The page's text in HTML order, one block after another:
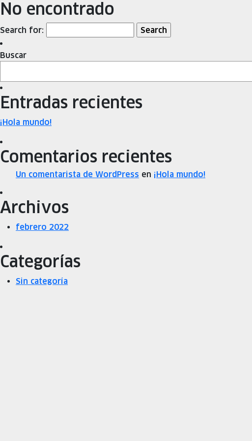
No encontrado
Search for:
Buscar
Entradas recientes
¡Hola mundo!
Comentarios recientes
Un comentarista de WordPress en ¡Hola mundo!
Archivos
febrero 2022
Categorías
Sin categoría